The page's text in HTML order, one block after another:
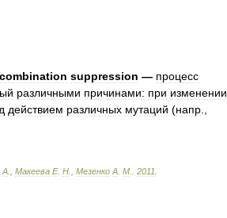
suppression — процесс
различными причинами: при изменении
действием различных мутаций (напр
А Макеева Е. Н Мезенко А М 2011